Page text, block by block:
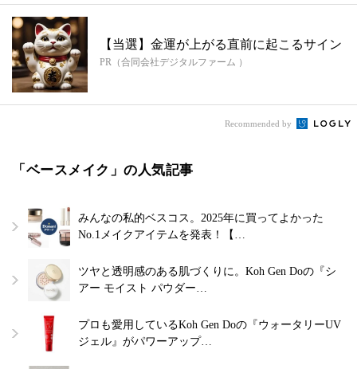
【当選】金運が上がる直前に起こるサイン
PR（合同会社デジタルファーム ）
Recommended by
「ベースメイク」の人気記事
みんなの私的ベスコス。2025年に買ってよかった
No.1メイクアイテムを発表！【…
ツヤと透明感のある肌づくりに。Koh Gen Doの『シ
アー モイスト パウダー…
プロも愛用しているKoh Gen Doの『ウォータリーUV
ジェル』がパワーアップ…